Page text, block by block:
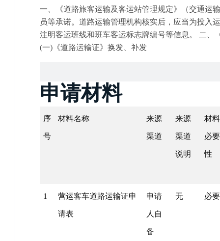
一、《道路旅客运输及客运站管理规定》（交通运
员等承诺。道路运输管理机构核实后，应当为投入
注明客运班线和班车客运标志牌编号等信息。 二
(一)《道路运输证》换发、补发
3．《道路运输证》灭失的，道路运输经营者应当
发证机关予以补办新证、重新编号，在业户档案及
予运输，并在《道路运输证》副证中注明事由和有
申请材料
序
号
材料名称 来源
渠道
来源
渠道
说明
材料
必要
性
1 营运客车道路运输证申
请表
申请
人自
备
无 必要